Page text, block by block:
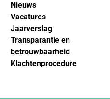
Nieuws
Vacatures
Jaarverslag
Transparantie en
betrouwbaarheid
Klachtenprocedure